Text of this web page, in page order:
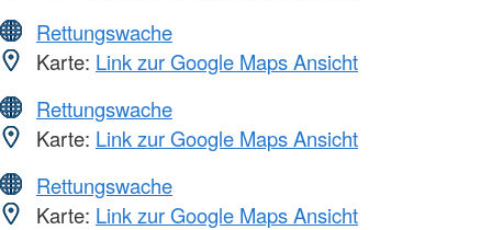
Rettungswache
Karte: Link zur Google Maps Ansicht
Rettungswache
Karte: Link zur Google Maps Ansicht
Rettungswache
Karte: Link zur Google Maps Ansicht